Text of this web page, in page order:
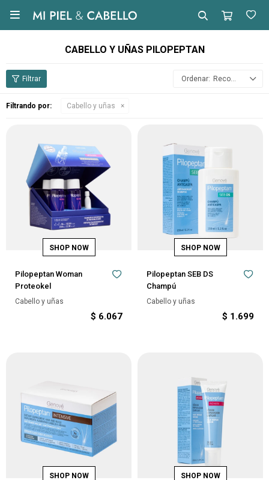

CABELLO Y UÑAS PILOPEPTAN
Recomendados
Filtrando por: Cabello y uñas
Pilopeptan Woman
Proteokel
Cabello y uñas
$ 6.067
Pilopeptan SEB DS
Champú
Cabello y uñas
$ 1.699